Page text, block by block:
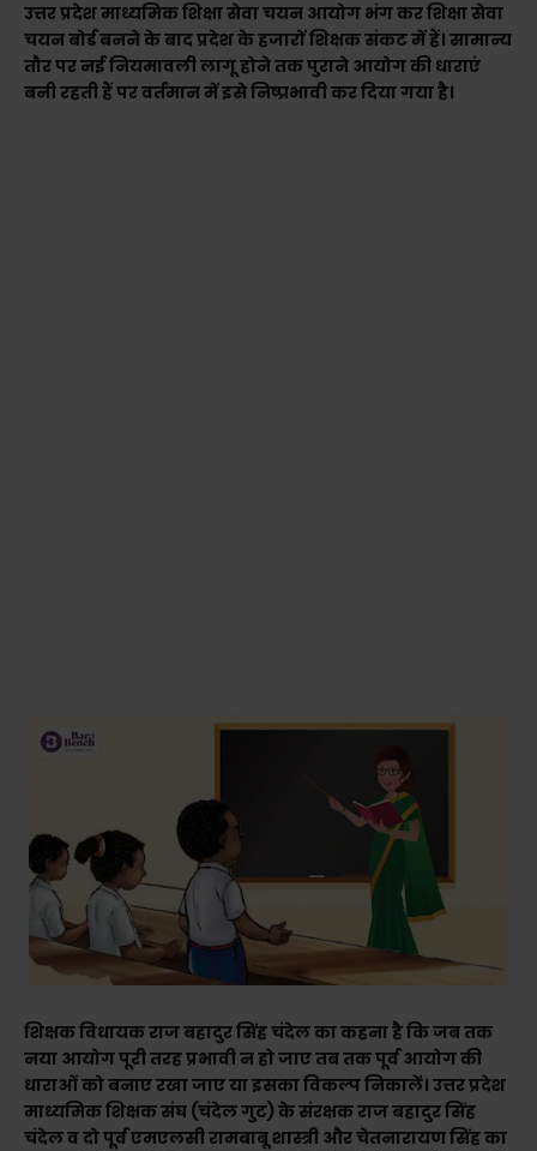
उत्तर प्रदेश माध्यमिक शिक्षा सेवा चयन आयोग भंग कर शिक्षा सेवा
चयन बोर्ड बनने के बाद प्रदेश के हजारों शिक्षक संकट में हैं। सामान्य
तौर पर नई नियमावली लागू होने तक पुराने आयोग की धाराएं
बनी रहती हैं पर वर्तमान में इसे निष्प्रभावी कर दिया गया है।
शिक्षक विधायक राज बहादुर सिंह चंदेल का कहना है कि जब तक
नया आयोग पूरी तरह प्रभावी न हो जाए तब तक पूर्व आयोग की
धाराओं को बनाए रखा जाए या इसका विकल्प निकालें। उत्तर प्रदेश
माध्यमिक शिक्षक संघ (चंदेल गुट) के संरक्षक राज बहादुर सिंह
चंदेल व दो पूर्व एमएलसी रामबाबू शास्त्री और चेतनारायण सिंह का